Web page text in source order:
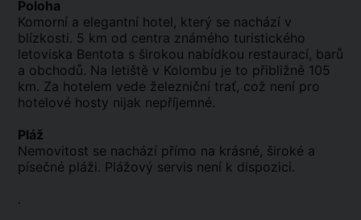
Poloha
Komorní a elegantní hotel, který se nachází v
blízkosti. 5 km od centra známého turistického
letoviska Bentota s širokou nabídkou restaurací, barů
a obchodů. Na letiště v Kolombu je to přibližně 105
km. Za hotelem vede železniční trať, což není pro
hotelové hosty nijak nepříjemné.
Pláž
Nemovitost se nachází přímo na krásné, široké a
písečné pláži. Plážový servis není k dispozici.
.